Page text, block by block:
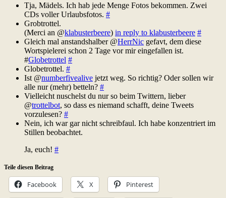
Tja, Mädels. Ich hab jede Menge Fotos bekommen. Zwei
CDs voller Urlaubsfotos. #
Grobtrottel.
(Merci an @klabusterbeere) in reply to klabusterbeere #
Gleich mal anstandshalber @HerrNic gefavt, dem diese
Wortspielerei schon 2 Tage vor mir eingefallen ist.
#Globetrottel #
Globetrottel. #
Ist @numberfivealive jetzt weg. So richtig? Oder sollen wir
alle nur (mehr) betteln? #
Vielleicht nuschelst du nur so beim Twittern, lieber
@trottelbot, so dass es niemand schafft, deine Tweets
vorzulesen? #
Nein, ich war gar nicht schreibfaul. Ich habe konzentriert im
Stillen beobachtet.
Ja, euch! #
Teile diesen Beitrag
Facebook X Pinterest